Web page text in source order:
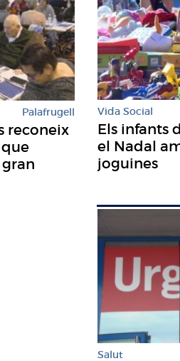
Palafrugell
reconeix
Vida Social
Els infants
el Nadal
joguines
Salut